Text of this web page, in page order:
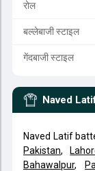
रोल
बल्लेबाजी स्टाइल
गेंदबाजी स्टाइल
Naved
Naved Latif
Pakistan,
Bahawalpur,